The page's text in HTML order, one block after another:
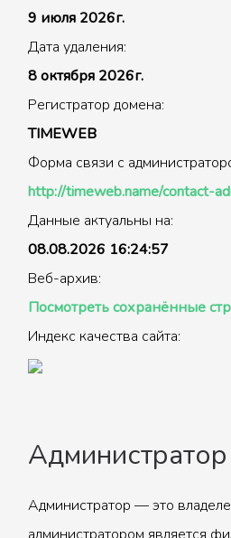
9 июля 2026г.
Дата удаления:
8 октября 2026г.
Регистратор домена:
TIMEWEB
Форма связи с
http://timeweb.name/contact-
Данные актуальны на:
08.08.2026 16:24:57
Веб-архив:
Посмотреть сохранённые
Индекс качества сайта:
Администратор — это